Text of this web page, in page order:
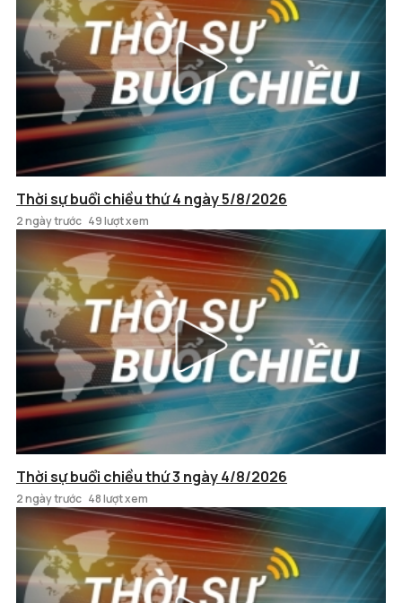
Thời sự buổi chiều thứ 4 ngày 5/8/2026
2 ngày trước 49 lượt xem
Thời sự buổi chiều thứ 3 ngày 4/8/2026
2 ngày trước 48 lượt xem